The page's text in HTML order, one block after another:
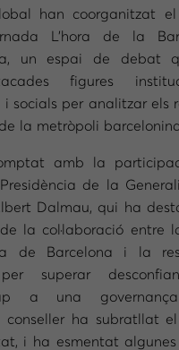
han coorganitzat
L’hora de la
un espai de debat
figures
i socials per analitzar els
la metròpoli
amb la
de la
Dalmau, qui ha
la col·laboració entre
de Barcelona i la
superar
a una
conseller ha subratllat
i ha esmentat